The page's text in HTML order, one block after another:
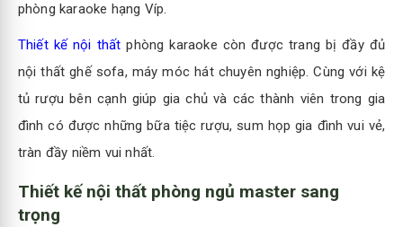
phòng karaoke hạng Víp.
Thiết kế nội thất phòng karaoke còn được trang bị đầy đủ
nội thất ghế sofa, máy móc hát chuyên nghiệp. Cùng với kệ
tủ rượu bên cạnh giúp gia chủ và các thành viên trong gia
đình có được những bữa tiệc rượu, sum họp gia đình vui vẻ,
tràn đầy niềm vui nhất.
Thiết kế nội thất phòng ngủ master sang
trọng